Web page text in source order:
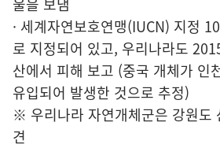
· 세계자연보호연맹(IUCN) 지정
로 지정되어 있고, 우리나라도
산에서 피해 보고 (중국 개체가 인
유입되어 발생한 것으로 추정)
※ 우리나라 자연개체군은 강원도
견